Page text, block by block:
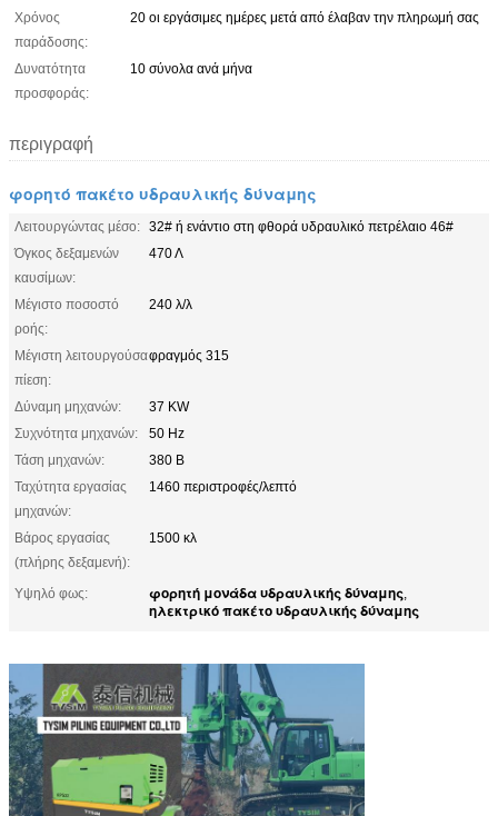
Χρόνος
παράδοσης:
20 οι εργάσιμες ημέρες μετά από έλαβαν την πληρωμή σας
Δυνατότητα
προσφοράς:
10 σύνολα ανά μήνα
περιγραφή
φορητό πακέτο υδραυλικής δύναμης
Λειτουργώντας μέσο: 32# ή ενάντιο στη φθορά υδραυλικό πετρέλαιο 46#
Όγκος δεξαμενών
καυσίμων:
470 Λ
Μέγιστο ποσοστό
ροής:
240 λ/λ
Μέγιστη λειτουργούσα
πίεση:
φραγμός 315
Δύναμη μηχανών:
37 KW
Συχνότητα μηχανών:
50 Hz
Τάση μηχανών:
380 Β
Ταχύτητα εργασίας
μηχανών:
1460 περιστροφές/λεπτό
Βάρος εργασίας
(πλήρης δεξαμενή):
1500 κλ
Υψηλό φως: φορητή μονάδα υδραυλικής δύναμης,
ηλεκτρικό πακέτο υδραυλικής δύναμης